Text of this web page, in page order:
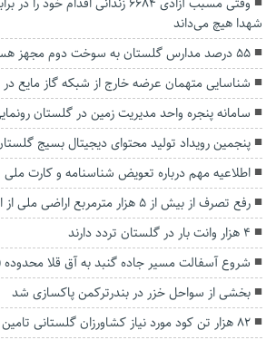
شهدا هیچ می‌داند
۵۵ درصد مدارس گلستان به سوخت دوم مجهز هستند
شناسایی متهمان عرضه خارج از شبکه گاز مایع
سامانه پنجره واحد مدیریت زمین در گلستان
پنجمین رویداد تولید محتوای دیجیتال بسیج
اطلاعیه مهم درباره تعویض شناسنامه و کارت ملی
رفع تصرف از بیش از ۵ هزار مترمربع اراضی ملی از ابتدای سال
۴ هزار وانت بار در گلستان تردد دارند
شروع آسفالت مسیر جاده گنبد به آق قلا
بخشی از سواحل خزر در بندرترکمن پاکسازی شد
۸۲ هزار تن کود مورد نیاز کشاورزان گلستانی تامین شد +نکته